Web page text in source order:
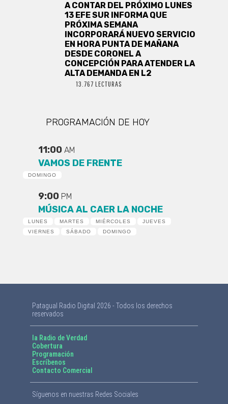
A CONTAR DEL PRÓXIMO LUNES
13 EFE SUR INFORMA QUE
PRÓXIMA SEMANA
INCORPORARÁ NUEVO SERVICIO
EN HORA PUNTA DE MAÑANA
DESDE CORONEL A
CONCEPCIÓN PARA ATENDER LA
ALTA DEMANDA EN L2
13.767 LECTURAS
PROGRAMACIÓN DE HOY
11:00 AM
VAMOS DE FRENTE
DOMINGO
9:00 PM
MÚSICA AL CAER LA NOCHE
LUNES MARTES MIÉRCOLES
JUEVES
VIERNES
SÁBADO DOMINGO
Patagual Radio Digital 2026 - Todos los derechos
reservados
la Radio de Verdad
Cobertura
Programación
Escríbenos
Contacto Comercial
Síguenos en nuestras Redes Sociales